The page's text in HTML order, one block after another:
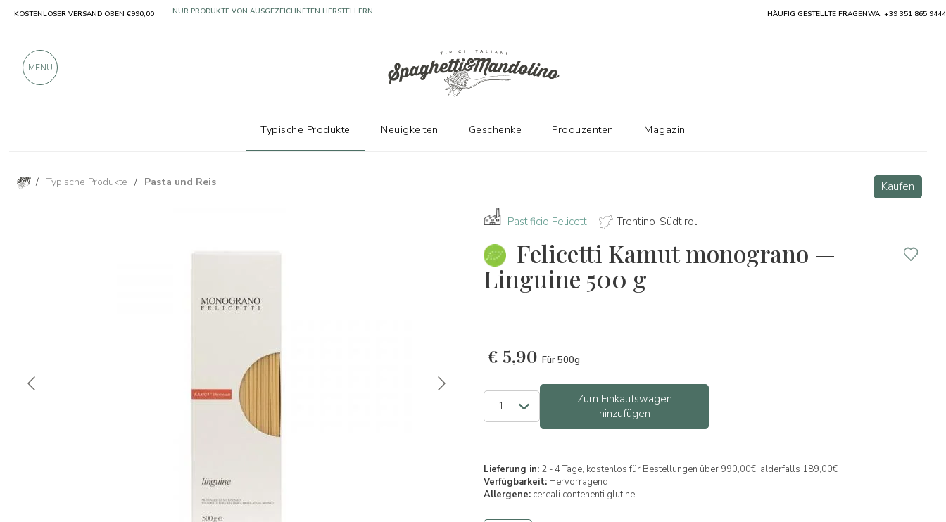
/ Typische Produkte / Pasta und Reis Kaufen
Pastificio Felicetti Trentino-Südtirol
Felicetti Kamut monograno —
Linguine 500 g
€ 5,90 Für 500g
Zum Einkaufswagen
hinzufügen
Lieferung in: 2 - 4 Tage, kostenlos für Bestellungen über 990,00€, alderfalls 189,00€
Verfügbarkeit: Hervorragend
Allergene: cereali contenenti glutine
KOSTENLOSER VERSAND OBEN €990,00 NUR PRODUKTE VON AUSGEZEICHNETEN HERSTELLERN HÄUFIG GESTELLTE FRAGENWA: +39 351 865 9444
MENU
Typische Produkte Neuigkeiten Geschenke Produzenten Magazin